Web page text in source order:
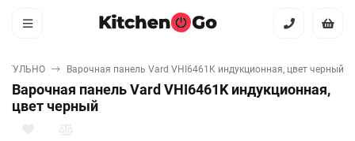
Варочная панель Vard VHI6461K индукционная, цвет черный
Варочная панель Vard VHI6461K индукционная,
цвет черный